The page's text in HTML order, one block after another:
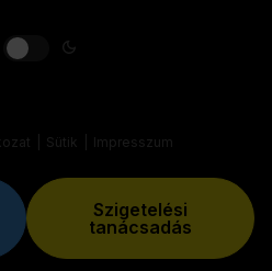
Szigetelési
tanácsadás
Sütik Impresszum
Isolatie